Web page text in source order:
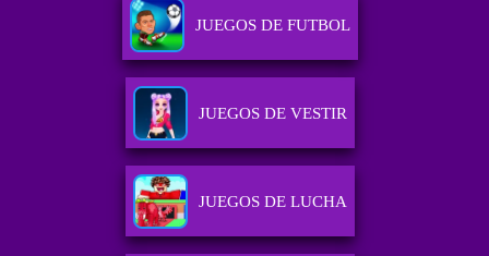
JUEGOS DE FUTBOL
JUEGOS DE VESTIR
JUEGOS DE LUCHA